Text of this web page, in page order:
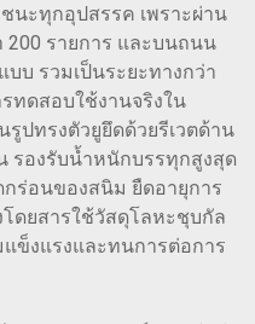
ชนะทุกอุปสรรค เพราะผ่าน
รายการ และบนถนน
บ รวมเป็นระยะทางกว่า
ทดสอบใช้งานจริงใน
รูปทรงตัวยูยึดด้วยรีเวตด้าน
รองรับน้ำหนักบรรทุกสูงสุด
ร่อนของสนิม ยืดอายุการ
โดยสารใช้วัสดุโลหะชุบกัล
ข็งแรงและทนการต่อการ